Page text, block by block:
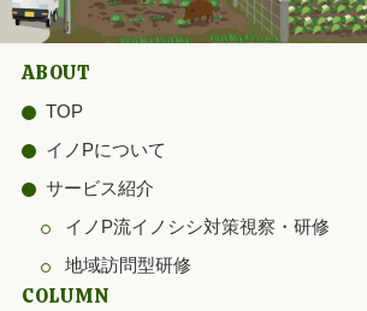
ABOUT
TOP
イノPについて
サービス紹介
イノP流イノシシ対策視察・研修
地域訪問型研修
COLUMN